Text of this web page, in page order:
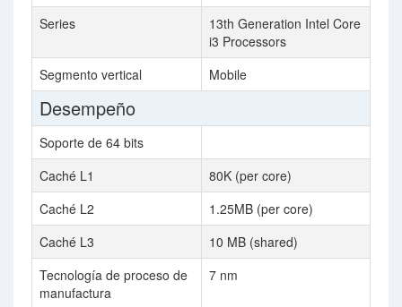
Series
13th Generation Intel Core
i3 Processors
Segmento vertical
Mobile
Desempeño
Soporte de 64 bits
Caché L1
80K (per core)
Caché L2
1.25MB (per core)
Caché L3
10 MB (shared)
Tecnología de proceso de
manufactura
7 nm